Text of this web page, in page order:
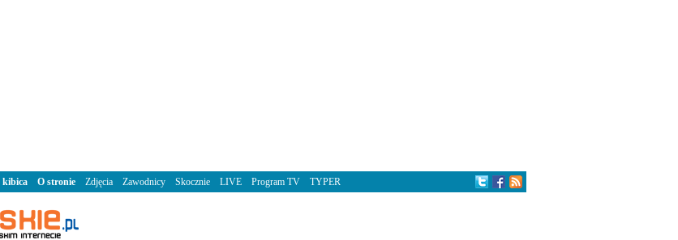
kibica O stronie Zdjęcia Zawodnicy Skocznie LIVE Program TV TYPER